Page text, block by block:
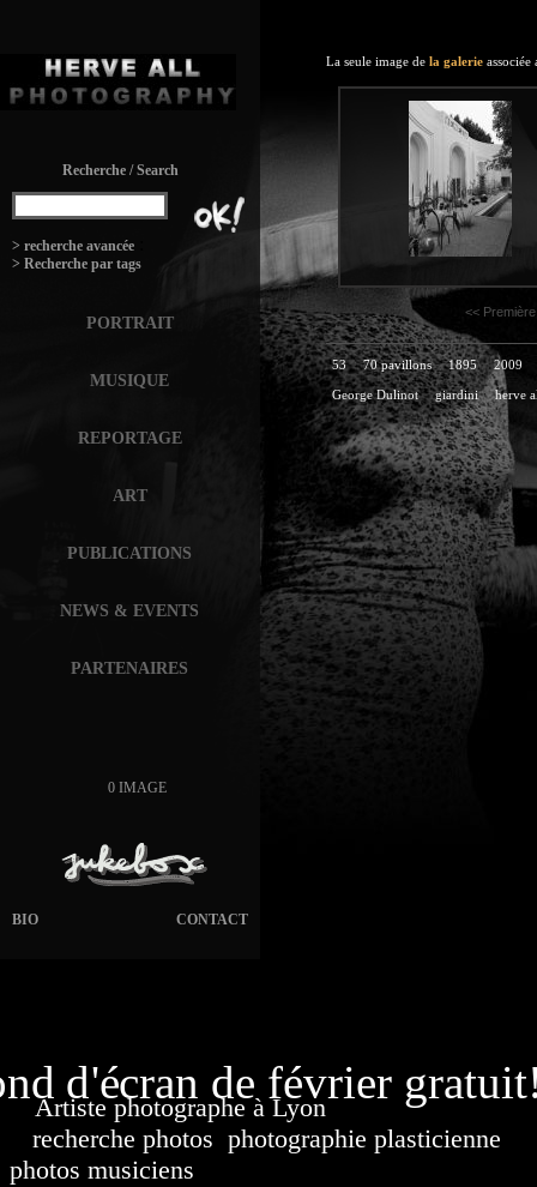
Recherche / Search
> recherche avancée
> Recherche par tags
PORTRAIT
MUSIQUE
REPORTAGE
ART
PUBLICATIONS
NEWS & EVENTS
PARTENAIRES
0 IMAGE
CONTACT
BIO
La seule image de la galerie
<<
53 70 pavillons 1895 2009
George Dulinot giardini herve
d'écran de février
Artiste photographe à LyonFrance. Banque
recherche photos photographie plasticienne
photos musiciens